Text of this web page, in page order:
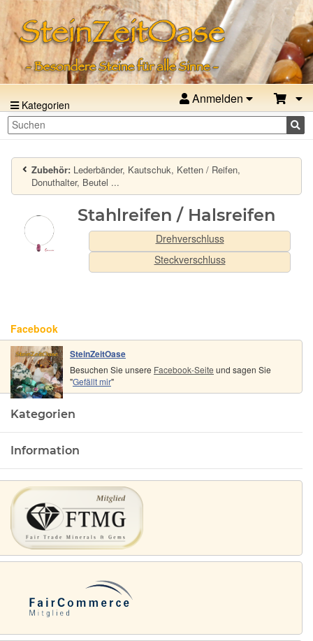
Kategorien Anmelden
Zubehör: Lederbänder, Kautschuk, Ketten / Reifen,
Donuthalter, Beutel ...
Stahlreifen / Halsreifen
Drehverschluss
Steckverschluss
Facebook
SteinZeitOase
Besuchen Sie unsere Facebook-Seite und sagen Sie
"Gefällt mir"
Kategorien
Information